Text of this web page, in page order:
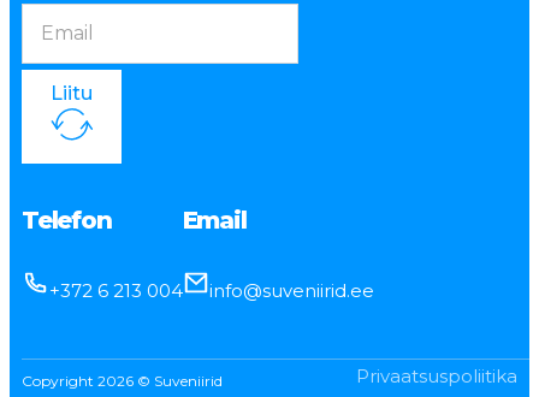
Liitu
Telefon
+372 6 213 004
Email
info@suveniirid.ee
Copyright 2026 © Suveniirid Privaatsuspoliitika